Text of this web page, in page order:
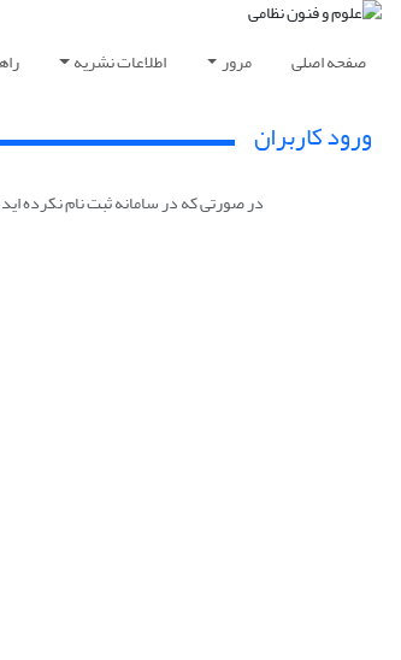
صفحه اصلی مرور اطلاعات نشریه
ورود کاربران
در صورتی که در سامانه ثبت نام نکرده